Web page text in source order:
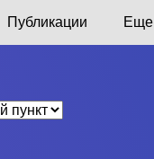
Публикации Еще